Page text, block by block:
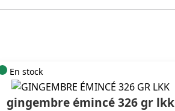
En stock
gingembre émincé 326 gr lkk